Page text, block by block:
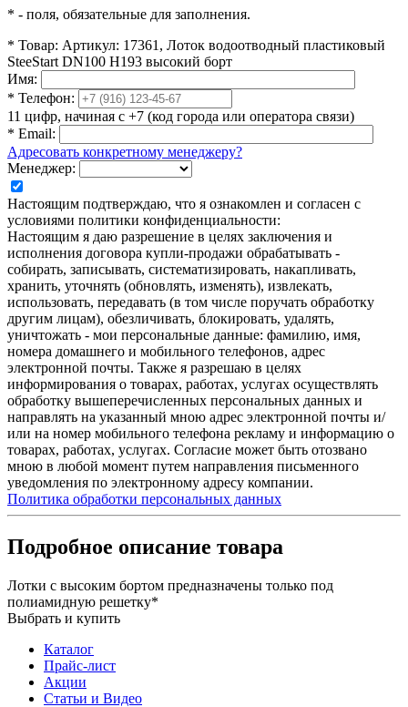
* - поля, обязательные для заполнения.
* Товар: Артикул: 17361, Лоток водоотводный пластиковый
SteeStart DN100 H193 высокий борт
Имя:
* Телефон:
11 цифр, начиная с +7 (код города или оператора связи)
* Email:
Адресовать конкретному менеджеру?
Менеджер:
Настоящим подтверждаю, что я ознакомлен и согласен с
условиями политики конфиденциальности:
Настоящим я даю разрешение в целях заключения и
исполнения договора купли-продажи обрабатывать -
собирать, записывать, систематизировать, накапливать,
хранить, уточнять (обновлять, изменять), извлекать,
использовать, передавать (в том числе поручать обработку
другим лицам), обезличивать, блокировать, удалять,
уничтожать - мои персональные данные: фамилию, имя,
номера домашнего и мобильного телефонов, адрес
электронной почты. Также я разрешаю в целях
информирования о товарах, работах, услугах осуществлять
обработку вышеперечисленных персональных данных и
направлять на указанный мною адрес электронной почты и/
или на номер мобильного телефона рекламу и информацию о
товарах, работах, услугах. Согласие может быть отозвано
мною в любой момент путем направления письменного
уведомления по электронному адресу компании.
Политика обработки персональных данных
Подробное описание товара
Лотки с высоким бортом предназначены только под
полиамидную решетку*
Выбрать и купить
Каталог
Прайс-лист
Акции
Статьи и Видео